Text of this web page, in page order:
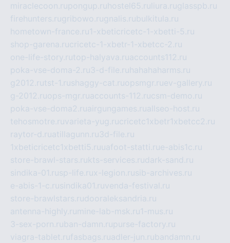
miraclecoon.rupongup.ru hostel65.ru liura.ruglasspb.ru
firehunters.rugribowo.rugnalis.rubulkitula.ru
hometown-france.ru1-xbeticricetc-1-xbetti-5.ru
shop-garena.rucricetc-1-xbetr-1-xbetcc-2.ru
one-life-story.rutop-halyava.ruaccounts112.ru
poka-vse-doma-2.ru3-d-file.ru hahahaharms.ru
g2012.rutst-1.rushaggy-cat.ruopsmgr.ruev-gallery.ru
g-2012.ruops-mgr.ruaccounts-112.rucsm-demo.ru
poka-vse-doma2.ruairgungames.ruallseo-host.ru
tehosmotre.ruvarieta-yug.rucricetc1xbetr1xbetcc2.ru
raytor-d.ruatillagunn.ru3d-file.ru
1xbeticricetc1xbetti5.ruuafoot-statti.rue-abis1c.ru
store-brawl-stars.rukts-services.rudark-sand.ru
sindika-01.rusp-life.rux-legion.rusib-archives.ru
e-abis-1-c.rusindika01.ruvenda-festival.ru
store-brawlstars.rudooraleksandria.ru
antenna-highly.ru mine-lab-msk.ru1-mus.ru
3-sex-porn.ruban-damn.rupurse-factory.ru
viagra-tablet.rufasbags.ruadler-jun.rubandamn.ru